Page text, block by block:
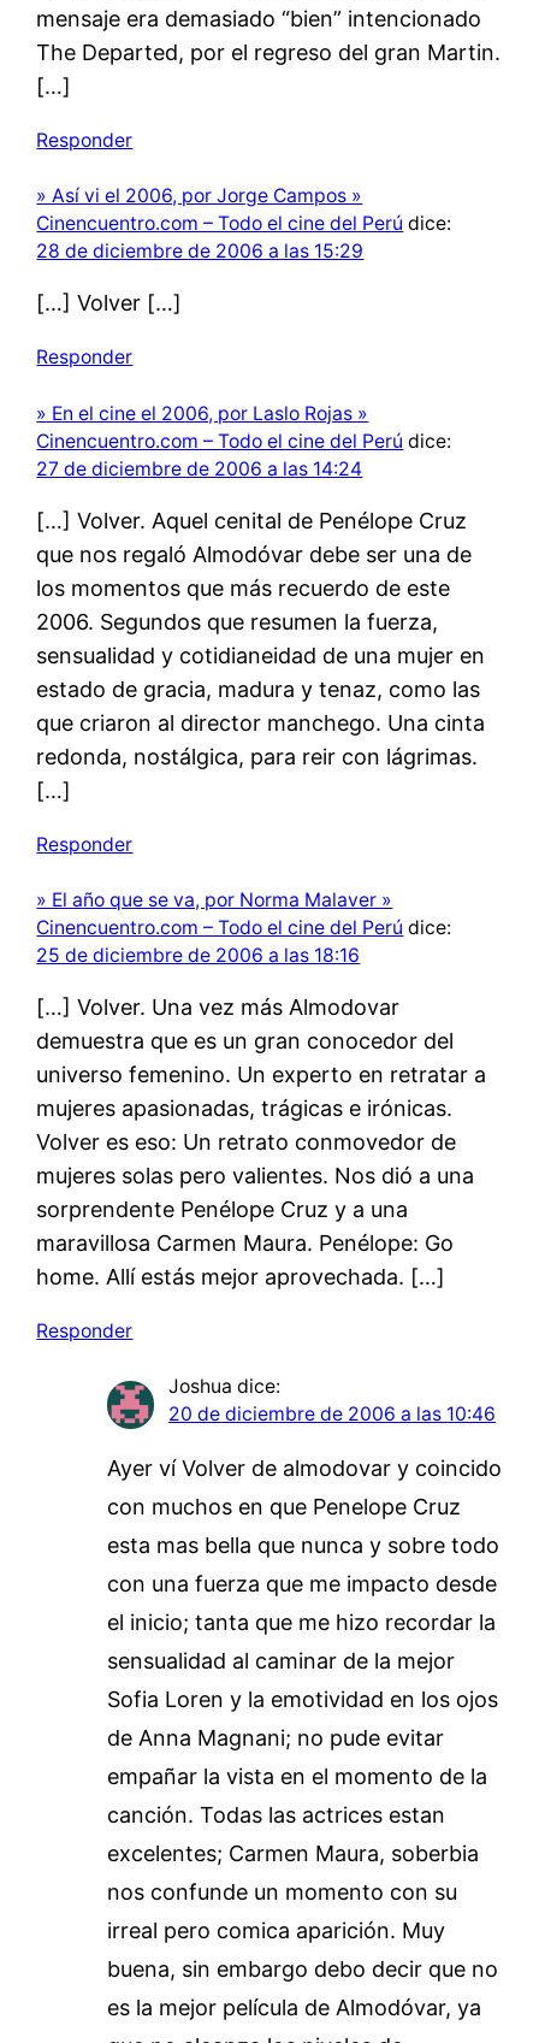
mensaje era demasiado “bien” intencionado
The Departed, por el regreso del gran Martin.
[…]
Responder
» Así vi el 2006, por Jorge Campos »
Cinencuentro.com – Todo el cine del Perú dice:
28 de diciembre de 2006 a las 15:29
[…] Volver […]
Responder
» En el cine el 2006, por Laslo Rojas »
Cinencuentro.com – Todo el cine del Perú dice:
27 de diciembre de 2006 a las 14:24
[…] Volver. Aquel cenital de Penélope Cruz
que nos regaló Almodóvar debe ser una de
los momentos que más recuerdo de este
2006. Segundos que resumen la fuerza,
sensualidad y cotidianeidad de una mujer en
estado de gracia, madura y tenaz, como las
que criaron al director manchego. Una cinta
redonda, nostálgica, para reir con lágrimas.
[…]
Responder
» El año que se va, por Norma Malaver »
Cinencuentro.com – Todo el cine del Perú dice:
25 de diciembre de 2006 a las 18:16
[…] Volver. Una vez más Almodovar
demuestra que es un gran conocedor del
universo femenino. Un experto en retratar a
mujeres apasionadas, trágicas e irónicas.
Volver es eso: Un retrato conmovedor de
mujeres solas pero valientes. Nos dió a una
sorprendente Penélope Cruz y a una
maravillosa Carmen Maura. Penélope: Go
home. Allí estás mejor aprovechada. […]
Responder
Joshua dice:
20 de diciembre de 2006 a las 10:46
Ayer ví Volver de almodovar y coincido
con muchos en que Penelope Cruz
esta mas bella que nunca y sobre todo
con una fuerza que me impacto desde
el inicio; tanta que me hizo recordar la
sensualidad al caminar de la mejor
Sofia Loren y la emotividad en los ojos
de Anna Magnani; no pude evitar
empañar la vista en el momento de la
canción. Todas las actrices estan
excelentes; Carmen Maura, soberbia
nos confunde un momento con su
irreal pero comica aparición. Muy
buena, sin embargo debo decir que no
es la mejor película de Almodóvar, ya